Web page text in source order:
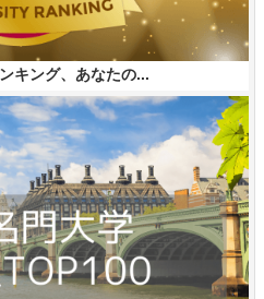
キング、あなたの...